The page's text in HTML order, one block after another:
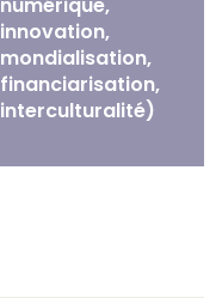
innovation,
mondialisation,
financiarisation,
interculturalité)